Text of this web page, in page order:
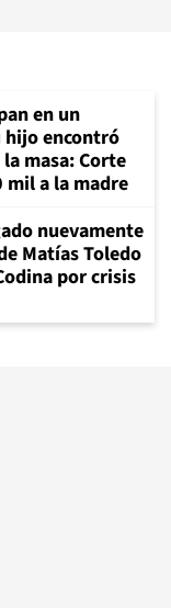
en un
hijo encontró
masa: Corte
mil a la madre
nuevamente
Matías Toledo
por crisis